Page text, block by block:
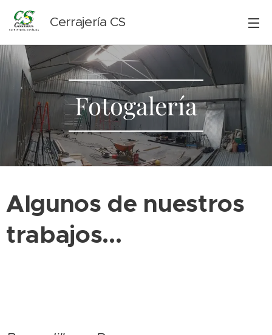
Cerrajería CS
Fotogalería
Algunos de nuestros
trabajos...